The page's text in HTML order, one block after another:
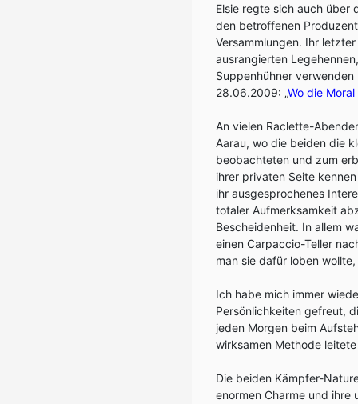
Elsie regte sich auch über
den betroffenen
Versammlungen. Ihr
ausrangierten
Suppenhühner
28.06.2009: „Wo die
An vielen Raclette-
Aarau, wo die beiden die
beobachteten und zum
ihrer privaten Seite
ihr ausgesprochenes
totaler Aufmerksamkeit
Bescheidenheit. In allem
einen Carpaccio-Teller
man sie dafür loben
Ich habe mich immer
Persönlichkeiten gefreut,
jeden Morgen beim
wirksamen Methode
Die beiden Kämpfer-
enormen Charme und